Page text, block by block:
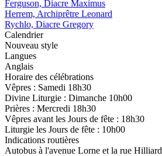
Ferguson, Diacre Maximus
Herrem, Archiprêtre Leonard
Rychlo, Diacre Gregory
Calendrier
Nouveau style
Langues
Anglais
Horaire des célébrations
Vêpres : Samedi 18h30
Divine Liturgie : Dimanche 10h00
Prières : Mercredi 18h30
Vêpres avant les Jours de fête : 18h30
Liturgie les Jours de fête : 10h00
Indications routières
Autobus à l'avenue Lorne et la rue Hilliard